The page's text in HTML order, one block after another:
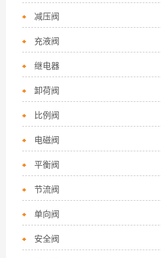
减压阀
充液阀
继电器
卸荷阀
比例阀
电磁阀
平衡阀
节流阀
单向阀
安全阀